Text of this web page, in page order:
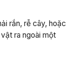
rắn, rễ cây, hoặc
ra ngoài một